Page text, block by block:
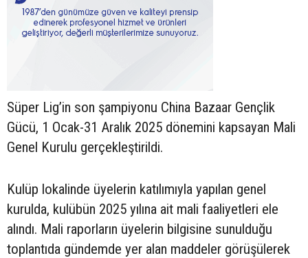
Süper Lig’in son şampiyonu China Bazaar Gençlik
Gücü, 1 Ocak-31 Aralık 2025 dönemini kapsayan Mali
Genel Kurulu gerçekleştirildi.
Kulüp lokalinde üyelerin katılımıyla yapılan genel
kurulda, kulübün 2025 yılına ait mali faaliyetleri ele
alındı. Mali raporların üyelerin bilgisine sunulduğu
toplantıda gündemde yer alan maddeler görüşülerek